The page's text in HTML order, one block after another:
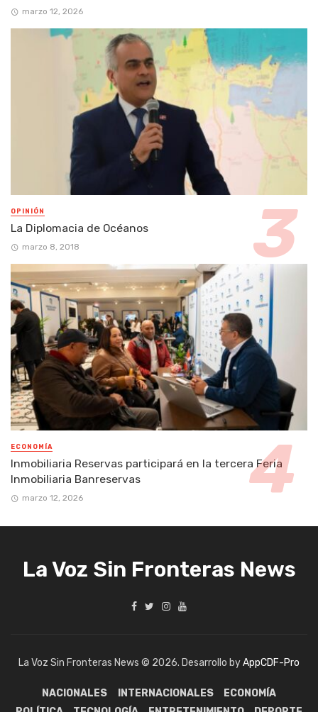
marzo 12, 2026
OPINIÓN
La Diplomacia de Océanos
marzo 8, 2018
ECONOMÍA
Inmobiliaria Reservas participará en la tercera Feria
Inmobiliaria Banreservas
marzo 12, 2026
La Voz Sin Fronteras News
La Voz Sin Fronteras News © 2026. Desarrollo byAppCDF-Pro
NACIONALES INTERNACIONALES
ECONOMÍA